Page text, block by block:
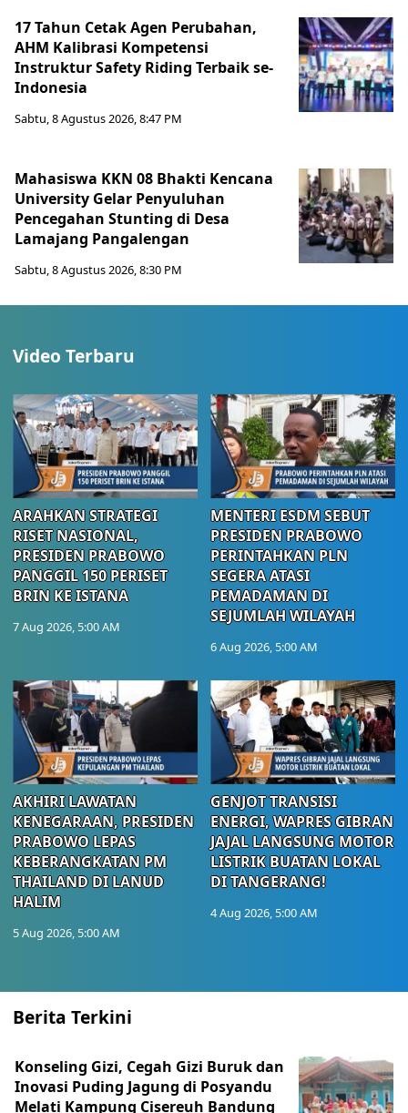
17 Tahun Cetak Agen Perubahan,
AHM Kalibrasi Kompetensi
Instruktur Safety Riding Terbaik se-
Indonesia
Sabtu, 8 Agustus 2026, 8:47 PM
Mahasiswa KKN 08 Bhakti Kencana
University Gelar Penyuluhan
Pencegahan Stunting di Desa
Lamajang Pangalengan
Sabtu, 8 Agustus 2026, 8:30 PM
Video Terbaru
ARAHKAN STRATEGI
RISET NASIONAL,
PRESIDEN PRABOWO
PANGGIL 150 PERISET
BRIN KE ISTANA
7 Aug 2026, 5:00 AM
MENTERI ESDM SEBUT
PRESIDEN PRABOWO
PERINTAHKAN PLN
SEGERA ATASI
PEMADAMAN DI
SEJUMLAH WILAYAH
6 Aug 2026, 5:00 AM
AKHIRI LAWATAN
KENEGARAAN, PRESIDEN
PRABOWO LEPAS
KEBERANGKATAN PM
THAILAND DI LANUD
HALIM
5 Aug 2026, 5:00 AM
GENJOT TRANSISI
ENERGI, WAPRES GIBRAN
JAJAL LANGSUNG MOTOR
LISTRIK BUATAN LOKAL
DI TANGERANG!
4 Aug 2026, 5:00 AM
Berita Terkini
Konseling Gizi, Cegah Gizi Buruk dan
Inovasi Puding Jagung di Posyandu
Melati Kampung Cisereuh Bandung